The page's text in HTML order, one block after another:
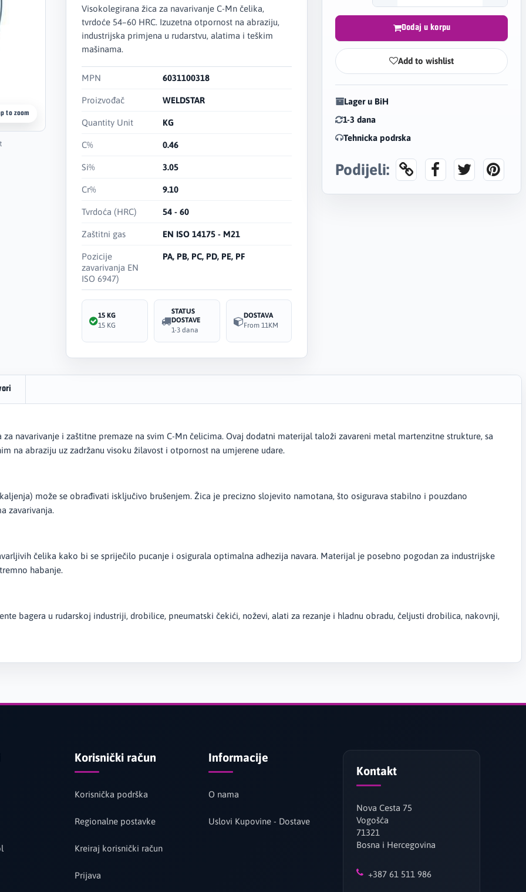
to zoom
Visokolegirana žica za navarivanje C-Mn čelika,
tvrdoće 54–60 HRC. Izuzetna otpornost na abraziju,
industrijska primjena u rudarstvu, alatima i teškim
mašinama.
MPN 6031100318
Proizvođač WELDSTAR
Quantity Unit KG
C% 0.46
Si% 3.05
Cr% 9.10
Tvrdoća (HRC) 54 - 60
Zaštitni gas EN ISO 14175 - M21
Pozicije
zavarivanja EN
ISO 6947)
PA, PB, PC, PD, PE, PF
15 KG
15 KG
STATUS
DOSTAVE
1-3 dana
DOSTAVA
From 11KM
Dodaj u korpu
Add to wishlist
Lager u BiH
1-3 dana
Tehnicka podrska
Podijeli:
navarivanje i zaštitne premaze na svim C-Mn čelicima. Ovaj dodatni materijal taloži zavareni metal martenzitne strukture, sa
na abraziju uz zadržanu visoku žilavost i otpornost na umjerene udare.
može se obrađivati isključivo brušenjem. Žica je precizno slojevito namotana, što osigurava stabilno i pouzdano
zavarivanja.
čelika kako bi se spriječilo pucanje i osigurala optimalna adhezija navara. Materijal je posebno pogodan za industrijske
habanje.
bagera u rudarskoj industriji, drobilice, pneumatski čekići, noževi, alati za rezanje i hladnu obradu, čeljusti drobilica, nakovnji,
Korisnički račun
Korisnička podrška
Regionalne postavke
Kreiraj korisnički račun
Prijava
Informacije
O nama
Uslovi Kupovine - Dostave
Kontakt
Nova Cesta 75
Vogošća
71321
Bosna i Hercegovina
+387 61 511 986